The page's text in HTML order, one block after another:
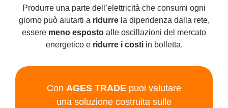
Produrre una parte dell’elettricità che consumi ogni
giorno può aiutarti a ridurrela dipendenza dalla rete,
essere meno esposto alle oscillazioni del mercato
energetico e ridurre i costiin bolletta.
Con AGES TRADE puoi valutare
una soluzione costruita sulle